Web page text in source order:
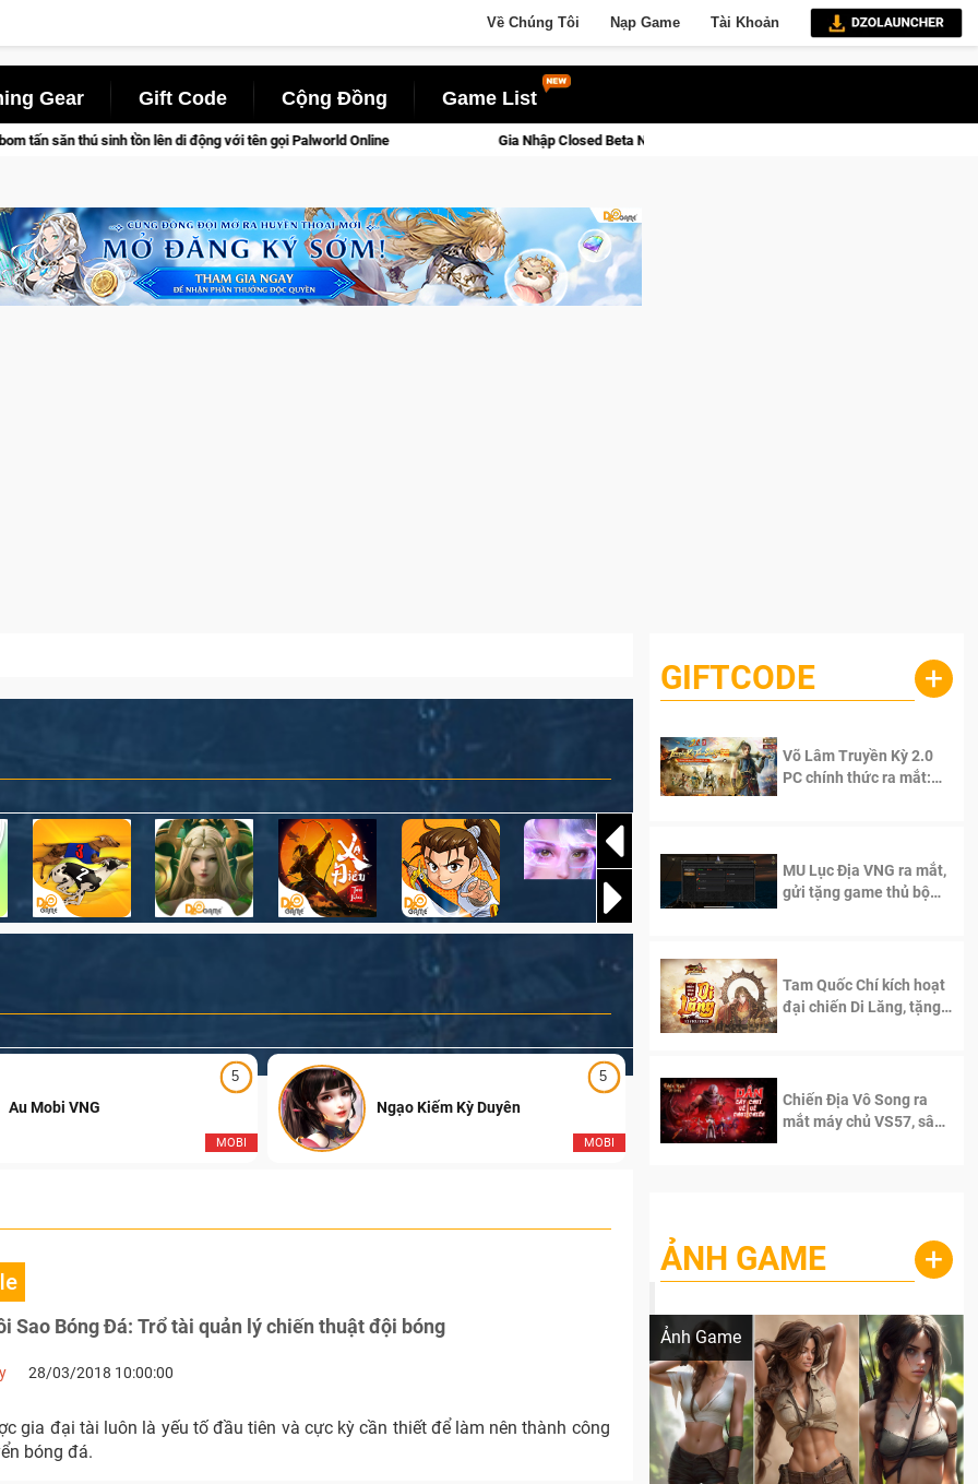
Về Chúng Tôi Nạp Game Tài Khoản
Gear Gift Code Cộng Đồng Game List
tên gọi Palworld Online Gia Nhập Closed Beta Norse Saga: Cửu Giới Thức Tỉnh, Săn DJI Osmo Pocket 3 Ngay Hôm Nay
5
MOBI
Au Mobi VNG
5
MOBI
Ngạo Kiếm Kỳ Duyên Ngạo Thiên Mobile
Sao Bóng Đá: Trổ tài quản lý chiến thuật đội bóng
28/03/2018 10:00:00
gia đại tài luôn là yếu tố đầu tiên và cực kỳ cần thiết để làm nên thành công
bóng đá.
GIFTCODE +
Võ Lâm Truyền Kỳ 2.0
PC chính thức ra mắt:
MU Lục Địa VNG ra mắt,
gửi tặng game thủ bộ
Tam Quốc Chí kích hoạt
đại chiến Di Lăng, tặng
Chiến Địa Vô Song ra
mắt máy chủ VS57, sân
ẢNH GAME +
Ảnh Game
Lala Croft vừa nóng vừa xinh dưới nét vẽ